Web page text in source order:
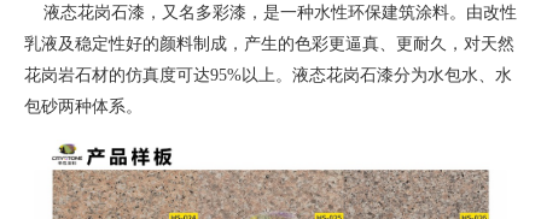
液态花岗石漆，又名多彩漆，是一种水性环保建筑涂料。由改性
乳液及稳定性好的颜料制成，产生的色彩更逼真、更耐久，对天然
花岗岩石材的仿真度可达95%以上。液态花岗石漆分为水包水、水
包砂两种体系。